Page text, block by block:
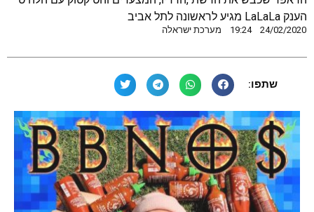
הענק LaLaLa מגיע לראשונה לתל אביב
24/02/2020
19:24 מערכת ישראלה
שתפו: